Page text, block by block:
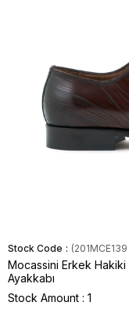
Stock Code
Mocassini Erkek
Ayakkabı
Stock Amount : 1